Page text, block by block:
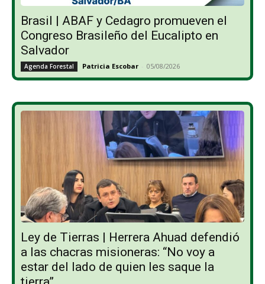
Brasil | ABAF y Cedagro promueven el
Congreso Brasileño del Eucalipto en
Salvador
Agenda Forestal Patricia Escobar - 05/08/2026
Ley de Tierras | Herrera Ahuad defendió
a las chacras misioneras: “No voy a
estar del lado de quien les saque la